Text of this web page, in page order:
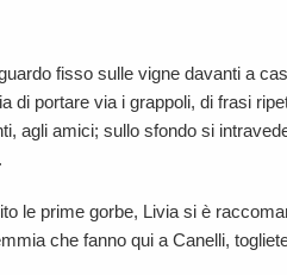
fisso sulle vigne davanti a
di portare via i grappoli, di frasi
agli amici; sullo sfondo si
le prime gorbe, Livia si è
che fanno qui a Canelli,